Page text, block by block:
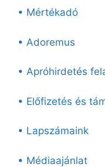
• Mértékadó
• Adoremus
• Apróhirdetés
• Előfizetés és
• Lapszámaink
• Médiaajánlat